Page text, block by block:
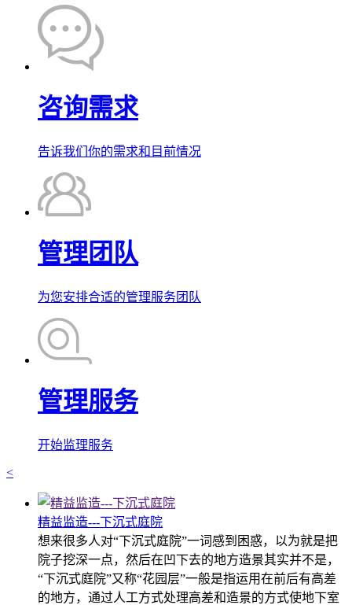
咨询需求
告诉我们你的需求和目前情况
管理团队
为您安排合适的管理服务团队
管理服务
开始监理服务
<
精益监造---下沉式庭院
想来很多人对“下沉式庭院”一词感到困惑，以为就是把
院子挖深一点，然后在凹下去的地方造景其实并不是，
“下沉式庭院”又称“花园层”一般是指运用在前后有高差
的地方，通过人工方式处理高差和造景的方式使地下室